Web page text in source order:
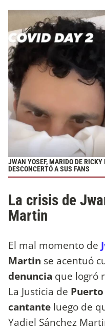
JWAN YOSEF, MARIDO DE
DESCONCERTÓ A SUS FANS
La crisis de
Martin
El mal momento de
Martin se acentuó
denuncia que logró
La Justicia de
cantante luego de
Yadiel Sánchez